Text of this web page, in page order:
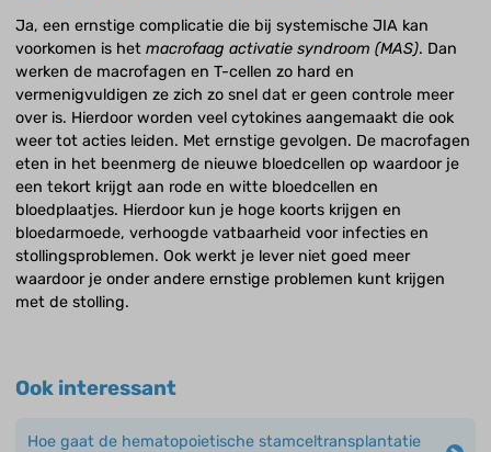
Ja, een ernstige complicatie die bij systemische JIA kan
voorkomen is hetmacrofaag activatie syndroom (MAS). Dan
werken de macrofagen en T-cellen zo hard en
vermenigvuldigen ze zich zo snel dat er geen controle meer
over is. Hierdoor worden veel cytokines aangemaakt die ook
weer tot acties leiden. Met ernstige gevolgen. De macrofagen
eten in het beenmerg de nieuwe bloedcellen op waardoor je
een tekort krijgt aan rode en witte bloedcellen en
bloedplaatjes. Hierdoor kun je hoge koorts krijgen en
bloedarmoede, verhoogde vatbaarheid voor infecties en
stollingsproblemen. Ook werkt je lever niet goed meer
waardoor je onder andere ernstige problemen kunt krijgen
met de stolling.
Ook interessant
Hoe gaat de hematopoietische stamceltransplantatie